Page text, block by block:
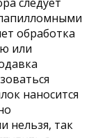
обработка
или
наносится
нельзя, так